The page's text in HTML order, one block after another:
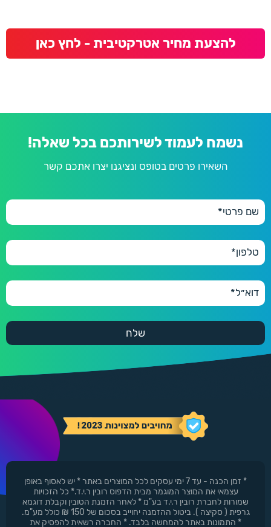
להצעת מחיר אטרקטיבית - לחץ כאן
נשמח לעמוד לשירותכם בכל שאלה!
השאירו פרטים בטופס ונציגנו יצרו אתכם קשר
* זמן הכנה - עד 7 ימי עסקים לכל המוצרים באתר * יש לאסוף באופן
עצמאי את המוצר המוגמר מבית הדפוס רובין ר.י.ד.* כל הזכויות
שמורות לחברת רובין ר.י.ד בע"מ * לאחר הזמנת הטובין וקבלת דוגמא
גרפית ( סקיצה ). ביטול ההזמנה יחוייב בסכום של 150 ₪ כולל מע"מ.
* התמונות באתר להמחשה בלבד. * החברה רשאית להפסיק את